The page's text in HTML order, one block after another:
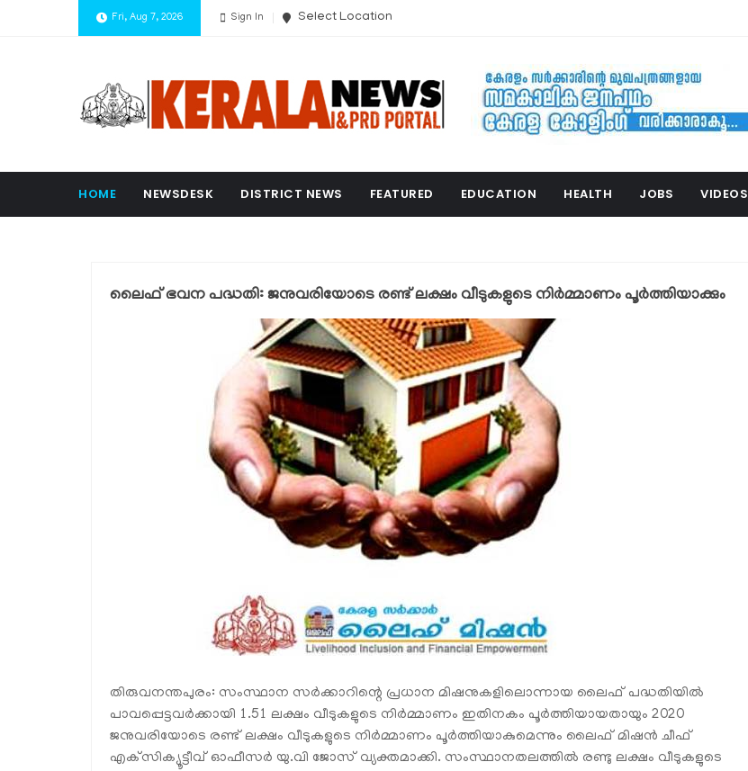
Fri, Aug 7, 2026 Sign In Select Location
HOME NEWSDESK DISTRICT NEWS FEATURED EDUCATION HEALTH JOBS VIDEOS
ലൈഫ് ഭവന പദ്ധതി: ജനുവരിയോടെ രണ്ട് ലക്ഷം വീടുകളുടെ നിര്‍മ്മാണം പൂര്‍ത്തിയാക്കും
തിരുവനന്തപുരം: സംസ്ഥാന സര്‍ക്കാറിന്റെ പ്രധാന മിഷനുകളിലൊന്നായ ലൈഫ് പദ്ധതിയില്‍
പാവപ്പെട്ടവര്‍ക്കായി 1.51 ലക്ഷം വീടുകളുടെ നിര്‍മ്മാണം ഇതിനകം പൂര്‍ത്തിയായതായും 2020
ജനുവരിയോടെ രണ്ട് ലക്ഷം വീടുകളുടെ നിര്‍മ്മാണം പൂര്‍ത്തിയാകുമെന്നും ലൈഫ് മിഷന്‍ ചീഫ്
എക്‌സിക്യൂട്ടീവ് ഓഫീസര്‍ യു.വി ജോസ് വ്യക്തമാക്കി. സംസ്ഥാനതലത്തില്‍ രണ്ടു ലക്ഷം വീടുകളുടെ